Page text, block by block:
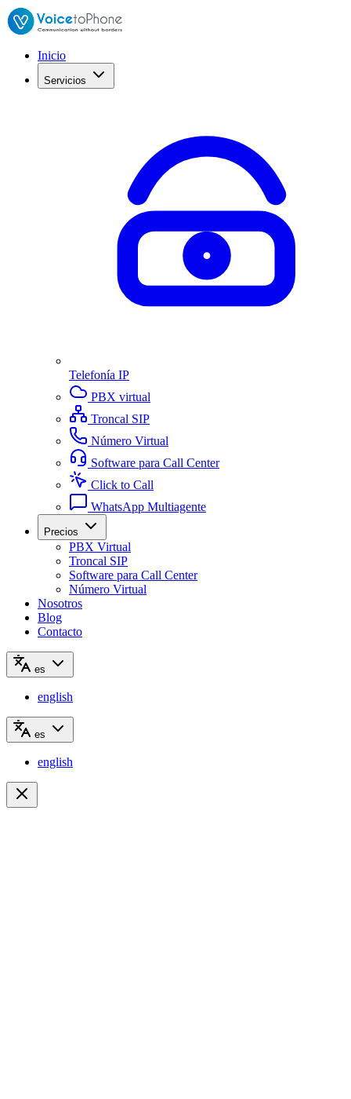
Inicio
Servicios
Telefonía IP
PBX virtual
Troncal SIP
Número Virtual
Software para Call Center
Click to Call
WhatsApp Multiagente
Precios
PBX Virtual
Troncal SIP
Software para Call Center
Número Virtual
Nosotros
Blog
Contacto
es
english
es
english